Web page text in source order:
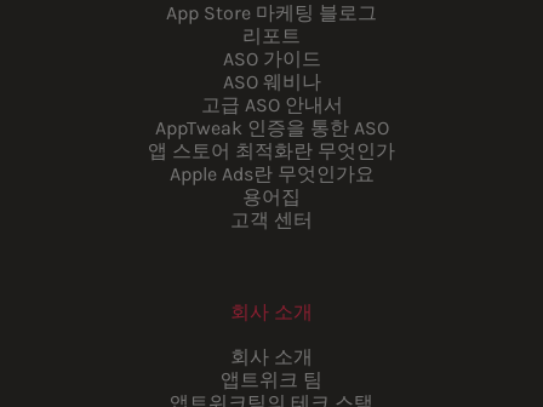
App Store 마케팅 블로그
리포트
ASO 가이드
ASO 웨비나
고급 ASO 안내서
AppTweak 인증을 통한 ASO
앱 스토어 최적화란 무엇인가
Apple Ads란 무엇인가요
용어집
고객 센터
회사 소개
회사 소개
앱트위크 팀